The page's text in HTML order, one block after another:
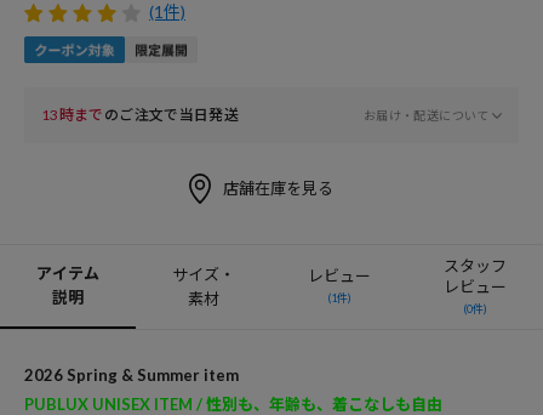
(1件)
13時まで のご注文で当日発送 お届け・配送について
店舗在庫を見る
アイテム
説明
サイズ・
素材
レビュー
(1件)
スタッフ
レビュー
(0件)
2026 Spring & Summer item
PUBLUX UNISEX ITEM / 性別も、年齢も、着こなしも自由